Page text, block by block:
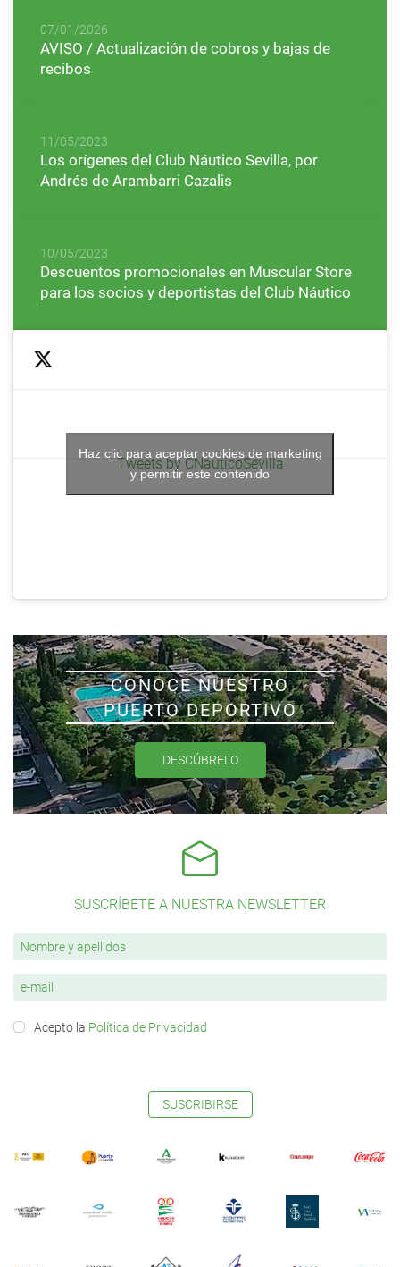
07/01/2026
AVISO / Actualización de cobros y bajas de
recibos
11/05/2023
Los orígenes del Club Náutico Sevilla, por
Andrés de Arambarri Cazalis
10/05/2023
Descuentos promocionales en Muscular Store
para los socios y deportistas del Club Náutico
Tweets by CNauticoSevilla
Haz clic para aceptar cookies de marketing
y permitir este contenido
CONOCE NUESTRO
PUERTO DEPORTIVO
DESCÚBRELO
SUSCRÍBETE A NUESTRA NEWSLETTER
Acepto la Política de Privacidad
SUSCRIBIRSE